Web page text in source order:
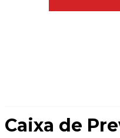
Caixa de